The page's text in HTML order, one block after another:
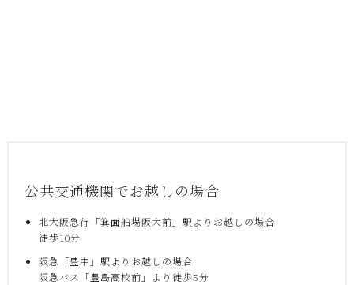
公共交通機関でお越しの場合
北大阪急行「箕面船場阪大前」駅よりお越しの場合
徒歩10分
阪急「豊中」駅よりお越しの場合
阪急バス「豊島高校前」より徒歩5分